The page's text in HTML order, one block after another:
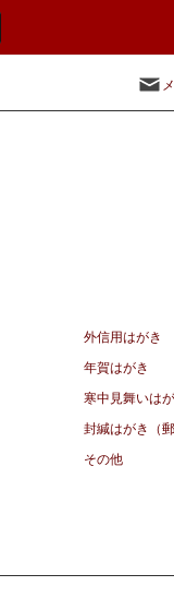
外信用はがき
年賀はがき
寒中見舞いは
封緘はがき（郵
その他